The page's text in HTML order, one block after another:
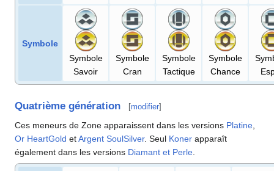
Symbole
Symbole
Savoir
Symbole
Cran
Symbole
Tactique
Symbole
Chance
Quatrième génération [modifier]
Ces meneurs de Zone apparaissent dans les versions Platine
Or HeartGold etArgent SoulSilver. Seul Koner apparaît
également dans les versions Diamant et Perle